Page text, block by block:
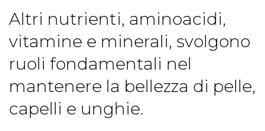
Altri nutrienti, aminoacidi,
vitamine e minerali, svolgono
ruoli fondamentali nel
mantenere la bellezza di pelle,
capelli e unghie.